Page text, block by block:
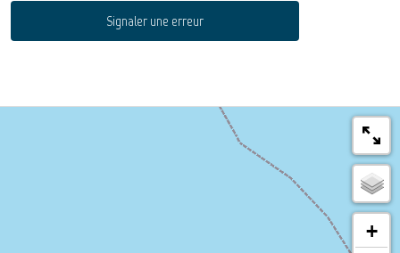
Signaler une erreur
+